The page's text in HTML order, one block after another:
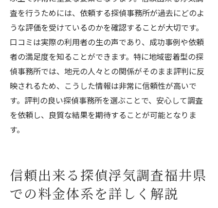
査を行うためには、依頼する探偵事務所が過去にどのよ
うな評価を受けているのかを確認することが大切です。
口コミは実際の利用者の生の声であり、成功事例や依頼
者の満足度を知ることができます。特に地域密着型の探
偵事務所では、地元の人々との関係がそのまま評判に反
映されるため、こうした情報は非常に信頼性が高いで
す。評判の良い探偵事務所を選ぶことで、安心して調査
を依頼し、良質な結果を期待することが可能となりま
す。
信頼出来る探偵浮気調査福井県
での料金体系を詳しく解説